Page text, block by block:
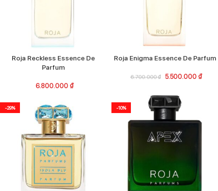
Roja Reckless Essence De
Parfum
6.800.000 ₫
Roja Enigma Essence De Parfum
6.700.000₫ 5.500.000 ₫
-29% -10%